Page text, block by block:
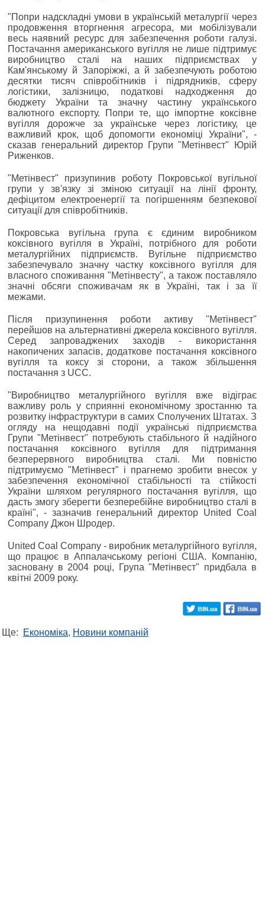
"Попри надскладні умови в українській металургії через
продовження вторгнення агресора, ми мобілізували
весь наявний ресурс для забезпечення роботи галузі.
Постачання американського вугілля не лише підтримує
виробництво сталі на наших підприємствах у
Кам'янському й Запоріжжі, а й забезпечують роботою
десятки тисяч співробітників і підрядників, сферу
логістики, залізницю, податкові надходження до
бюджету України та значну частину українського
валютного експорту. Попри те, що імпортне коксівне
вугілля дорожче за українське через логістику, це
важливий крок, щоб допомогти економіці України", -
сказав генеральний директор Групи "Метінвест" Юрій
Риженков.
"Метінвест" призупинив роботу Покровської вугільної
групи у зв'язку зі зміною ситуації на лінії фронту,
дефіцитом електроенергії та погіршенням безпекової
ситуації для співробітників.
Покровська вугільна група є єдиним виробником
коксівного вугілля в Україні, потрібного для роботи
металургійних підприємств. Вугільне підприємство
забезпечувало значну частку коксівного вугілля для
власного споживання "Метінвесту", а також поставляло
значні обсяги споживачам як в Україні, так і за її
межами.
Після призупинення роботи активу "Метінвест"
перейшов на альтернативні джерела коксівного вугілля.
Серед запроваджених заходів - використання
накопичених запасів, додаткове постачання коксівного
вугілля та коксу зі сторони, а також збільшення
постачання з UCC.
"Виробництво металургійного вугілля вже відіграє
важливу роль у сприянні економічному зростанню та
розвитку інфраструктури в самих Сполучених Штатах. З
огляду на нещодавні події українські підприємства
Групи "Метінвест" потребують стабільного й надійного
постачання коксівного вугілля для підтримання
безперервного виробництва сталі. Ми повністю
підтримуємо "Метінвест" і прагнемо зробити внесок у
забезпечення економічної стабільності та стійкості
України шляхом регулярного постачання вугілля, що
дасть змогу зберегти безперебійне виробництво сталі в
країні", - зазначив генеральний директор United Coal
Company Джон Шродер.
United Coal Company - виробник металургійного вугілля,
що працює в Аппалачському регіоні США. Компанію,
засновану в 2004 році, Група "Метінвест" придбала в
квітні 2009 року.
Ще: Економіка, Новини компаній